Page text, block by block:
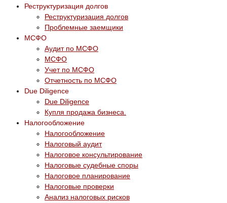
Реструктуризация долгов
Реструктуризация долгов
Проблемные заемщики
МСФО
Аудит по МСФО
МСФО
Учет по МСФО
Отчетность по МСФО
Due Diligence
Due Diligence
Купля продажа бизнеса.
Налогообложение
Налогообложение
Налоговый аудит
Налоговое консультирование
Налоговые судебные споры
Налоговое планирование
Налоговые проверки
Анализ налоговых рисков